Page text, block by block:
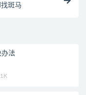
斑马
办法